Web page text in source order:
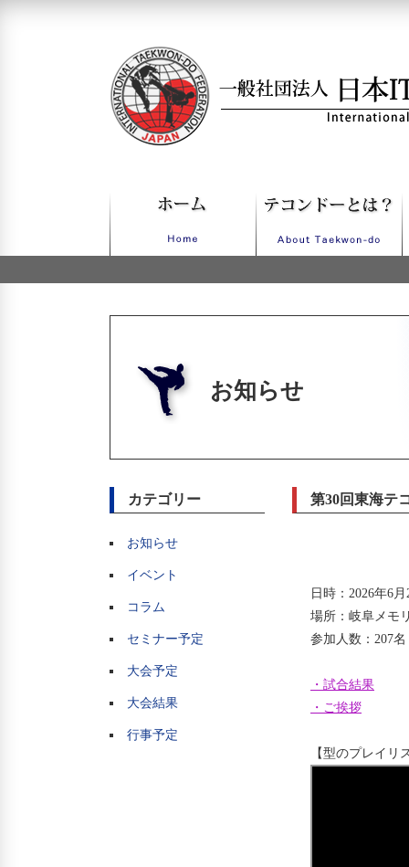
お知らせ
カテゴリー
お知らせ
イベント
コラム
セミナー予定
大会予定
大会結果
行事予定
第30回東海テ
日時：2026年6
場所：岐阜メモ
参加人数：207名
・試合結果
・ご挨拶
【型のプレイリ